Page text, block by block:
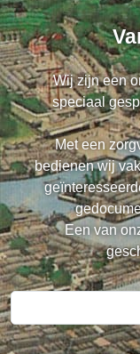
Wij zijn een
speciaal
Met een
bedienen wij
Een van